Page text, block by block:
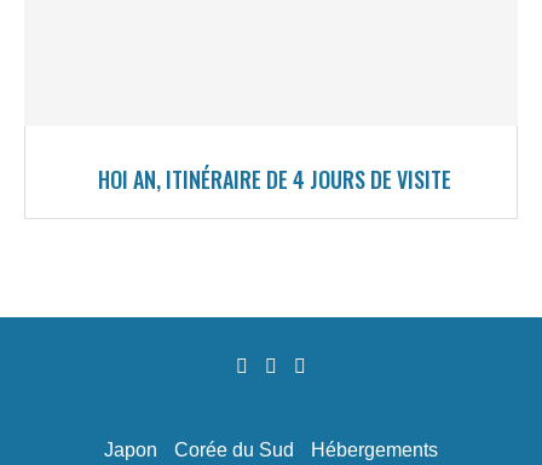
HOI AN, ITINÉRAIRE DE 4 JOURS DE VISITE
Japon Corée du Sud Hébergements